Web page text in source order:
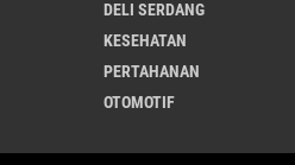
DELI SERDANG
KESEHATAN
PERTAHANAN
OTOMOTIF